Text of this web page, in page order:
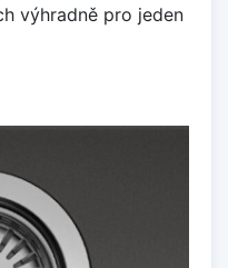
výhradně pro jeden